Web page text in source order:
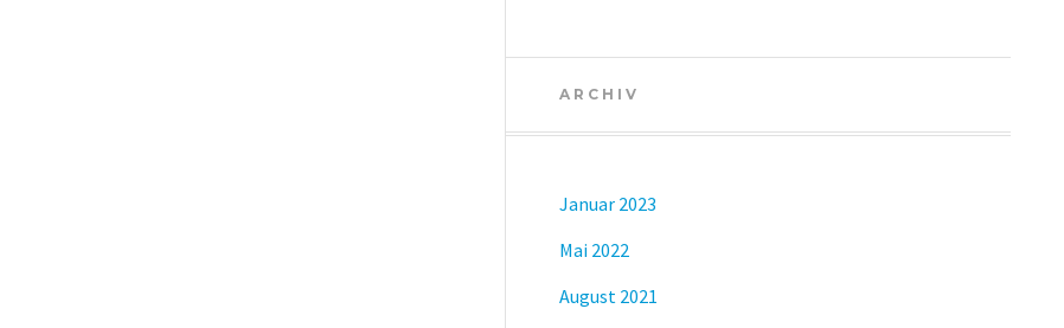
ARCHIV
Januar 2023
Mai 2022
August 2021